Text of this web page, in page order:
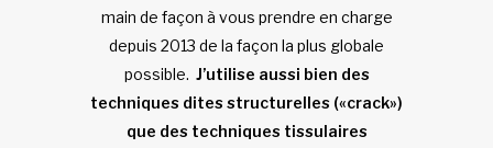
main de façon à vous prendre en charge
depuis 2013 de la façon la plus globale
possible. J’utilise aussi bien des
techniques dites structurelles («crack»)
que des techniques tissulaires